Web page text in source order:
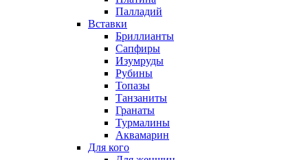
Палладий
Вставки
Бриллианты
Сапфиры
Изумруды
Рубины
Топазы
Танзаниты
Гранаты
Турмалины
Аквамарин
Для кого